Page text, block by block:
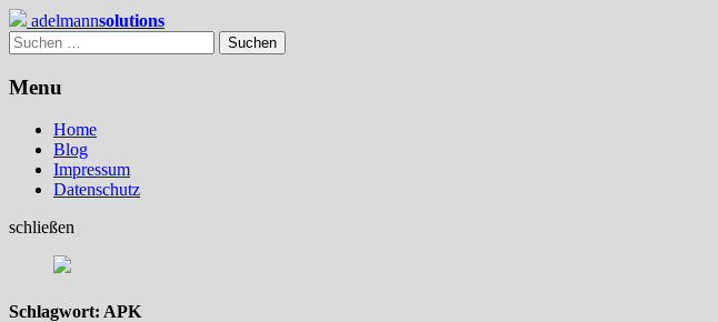
Skip
to
content
adelmannsolutions
Suchen
nach:
Menu
Home
Blog
Impressum
Datenschutz
schließen
Schlagwort: APK